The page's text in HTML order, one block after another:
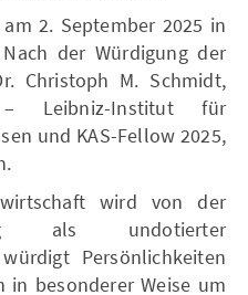
2. September 2025 in
der Würdigung der
Christoph M. Schmidt,
Leibniz-Institut für
und KAS-Fellow 2025,
wird von der
als undotierter
Persönlichkeiten
besonderer Weise um